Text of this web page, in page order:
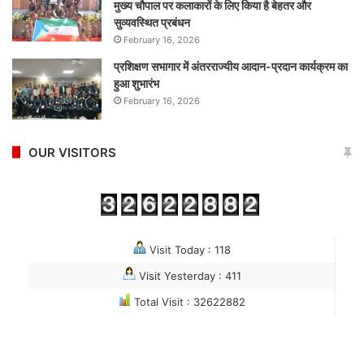
मुख्य चौपाल पर कलाकारों के लिए किया है बेहतर और
सुव्यवस्थित प्रबंधन
February 16, 2026
प्रशिक्षण सभागार में अंतरराज्यीय आदान-प्रदान कार्यक्रम का
हुआ शुभारंभ
February 16, 2026
OUR VISITORS
Visit Today : 118
Visit Yesterday : 411
Total Visit : 32622882